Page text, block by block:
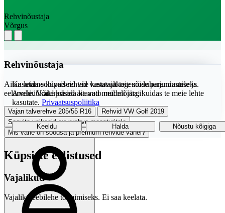
Rehvinõustaja
Võrgus
Rehvinõustaja
Aitan leida sobivad rehvid vastavalt teie sõiduharjumustele ja
eelarvele. Võite küsida ka auto mudeli järgi!
Vajan talverehve 205/55 R16
Rehvid VW Golf 2019
Soovita vaikseid suverehve maasturitele
Mis vahe on soodsa ja premium rehvide vahel?
Kasutame küpsiseid teie kasutajakogemuse parandamiseks.
Analüütikaküpsised aitavad meil mõista, kuidas te meie lehte
kasutate. Privaatsuspoliitika
Keeldu Halda Nõustu kõigiga
Küpsiste eelistused
Vajalikud
Vajalik veebilehe toimimiseks. Ei saa keelata.